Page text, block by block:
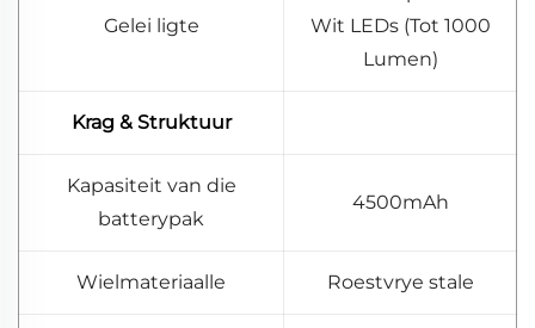
Gelei ligte
Wit LEDs (Tot 1000
Lumen)
Krag & Struktuur
Kapasiteit van die
batterypak
4500mAh
Wielmateriaalle Roestvrye stale